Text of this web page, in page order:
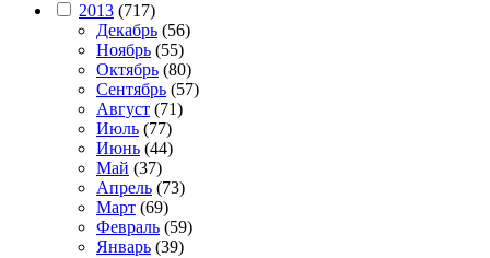
2013 (717)
Декабрь (56)
Ноябрь (55)
Октябрь (80)
Сентябрь (57)
Август (71)
Июль (77)
Июнь (44)
Май (37)
Апрель (73)
Март (69)
Февраль (59)
Январь (39)